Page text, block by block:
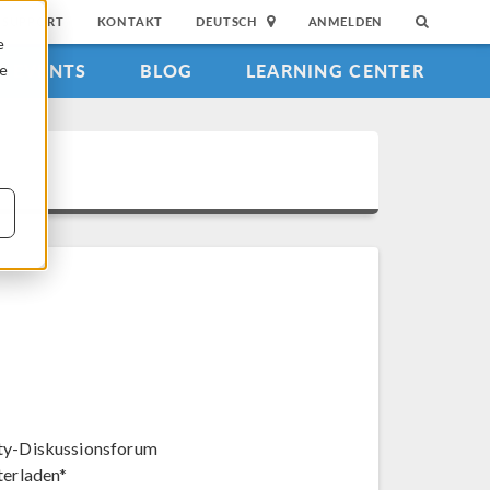
SUPPORT KONTAKT DEUTSCH ANMELDEN
EVENTS BLOG LEARNING CENTER
Diskussionsforum